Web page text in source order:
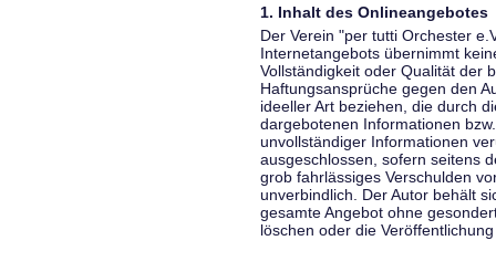
1. Inhalt des Onlineangebotes
Der Verein "per tutti Orchester
Internetangebots übernimmt
Vollständigkeit oder Qualität der
Haftungsansprüche gegen den
ideeller Art beziehen, die durch
dargebotenen Informationen
unvollständiger Informationen
ausgeschlossen, sofern seitens
grob fahrlässiges Verschulden
unverbindlich. Der Autor behält
gesamte Angebot ohne
löschen oder die